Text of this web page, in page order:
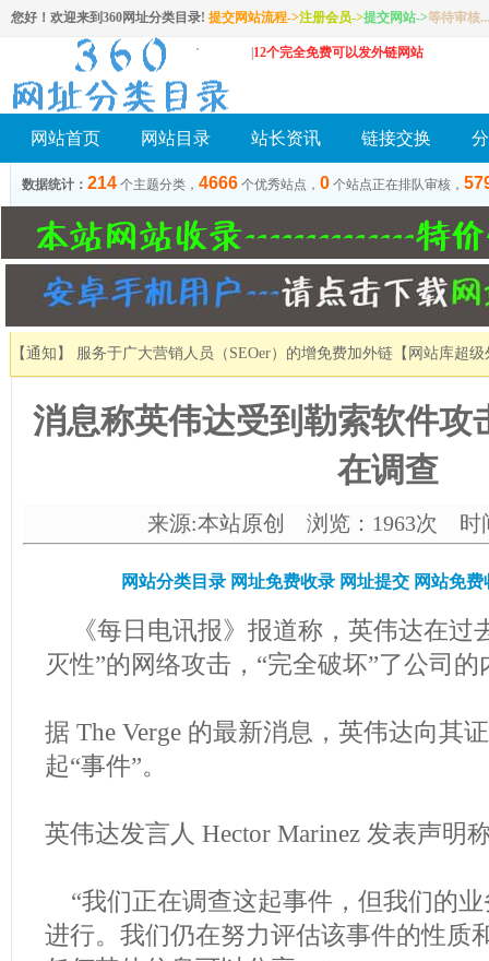
您好！欢迎来到360网址分类目录! 提交网站流程->注册会员->提交网站->等待审核...
12个完全免费可以发外链网站
网站首页 网站目录 站长资讯 链接交换
数据统计： 214 个主题分类， 4666 个优秀站点， 0 个站点正在排队审核，
【通知】 服务于广大营销人员（SEOer）的增免费加外链 【网站库超
消息称英伟达受到勒索软件攻
在调查
来源:本站原创 浏览：1963次 时
网站分类目录 网址免费收录 网址提交 网站免费
《每日电讯报》报道称，英伟达在过
灭性”的网络攻击，“完全破坏”了公司
据 The Verge 的最新消息，英伟达向其
起“事件”。
英伟达发言人 Hector Marinez 发表声明
“我们正在调查这起事件，但我们的
进行。我们仍在努力评估该事件的性质